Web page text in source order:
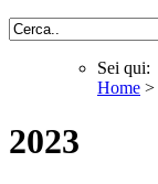
Cerca
Sei qui
Sei qui:
Home >
2023